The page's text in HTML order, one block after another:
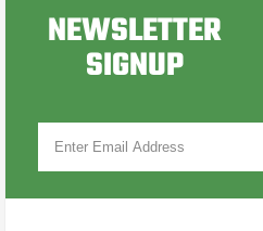
NEWSLETTER
SIGNUP